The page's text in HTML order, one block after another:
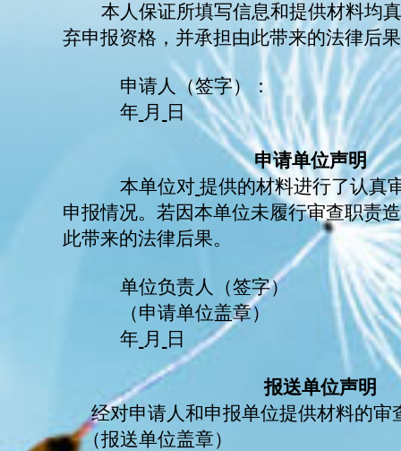
本人保证所填写信息和提供材料均
弃申报资格，并承担由此带来的法律后
申请人（签字）：
年 月 日
申请单位声明
本单位对 提供的材料进行了认真
申报情况。若因本单位未履行审查职责
此带来的法律后果。
单位负责人（签字）
（申请单位盖章）
年 月 日
报送单位声明
经对申请人和申报单位提供材料的审
（报送单位盖章）